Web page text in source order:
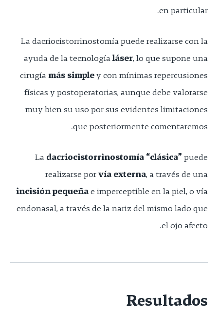
en particular.
La dacriocistorrinostomía puede realizarse con la
ayuda de la tecnologíaláser, lo que supone una
cirugíamás simpley con mínimas repercusiones
físicas y postoperatorias, aunque debe valorarse
muy bien su uso por sus evidentes limitaciones
que posteriormente comentaremos.
La dacriocistorrinostomía “clásica” puede
realizarse porvía externa, a través de una
incisión pequeñae imperceptible en la piel, o vía
endonasal, a través de la nariz del mismo lado que
el ojo afecto.
Resultados